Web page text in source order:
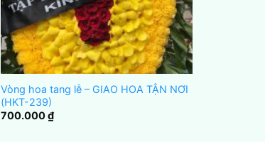
Vòng hoa tang lễ – GIAO HOA TẬN NƠI
(HKT-239)
700.000₫